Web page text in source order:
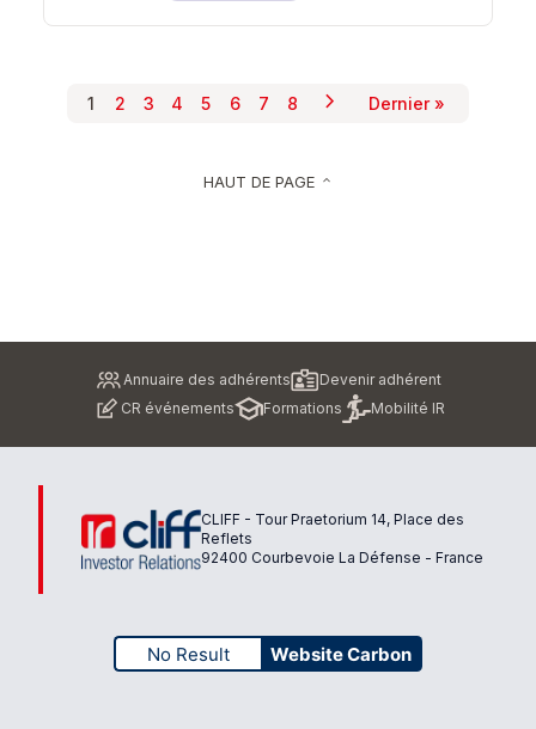
Pagination
Page courante
1
Page
2
Page
3
Page
4
Page
5
Page
6
Page
7
Page
8 Page suivante
chevron_right Dernière page
Dernier »
HAUT DE PAGE keyboard_arrow_up
Annuaire des adhérents
Devenir adhérent
CR événements
Formations Mobilité IR
CLIFF - Tour Praetorium 14, Place des
Reflets
92400 Courbevoie La Défense - France
No Result Website Carbon